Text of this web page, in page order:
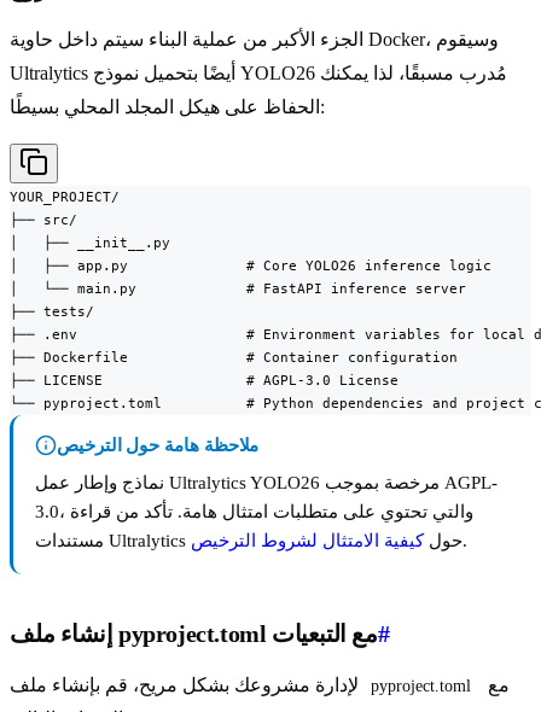
الجزء الأكبر من عملية البناء سيتم داخل حاوية Docker، وسيقوم
Ultralytics أيضًا بتحميل نموذج YOLO26 مُدرب مسبقًا، لذا يمكنك
الحفاظ على هيكل المجلد المحلي بسيطًا:
YOUR_PROJECT/
├── src/
│   ├── __init__.py
│   ├── app.py              # Core YOLO26 inference logic
│   └── main.py             # FastAPI inference server
├── tests/
├── .env                    # Environment variables for local
├── Dockerfile              # Container configuration
├── LICENSE                 # AGPL-3.0 License
└── pyproject.toml          # Python dependencies and project
ملاحظة هامة حول الترخيص
نماذج وإطار عمل Ultralytics YOLO26 مرخصة بموجب AGPL-
3.0، والتي تحتوي على متطلبات امتثال هامة. تأكد من قراءة
مستندات Ultralytics حولكيفية الامتثال لشروط الترخيص .
إنشاء ملف pyproject.toml مع التبعيات#
pyproject.toml